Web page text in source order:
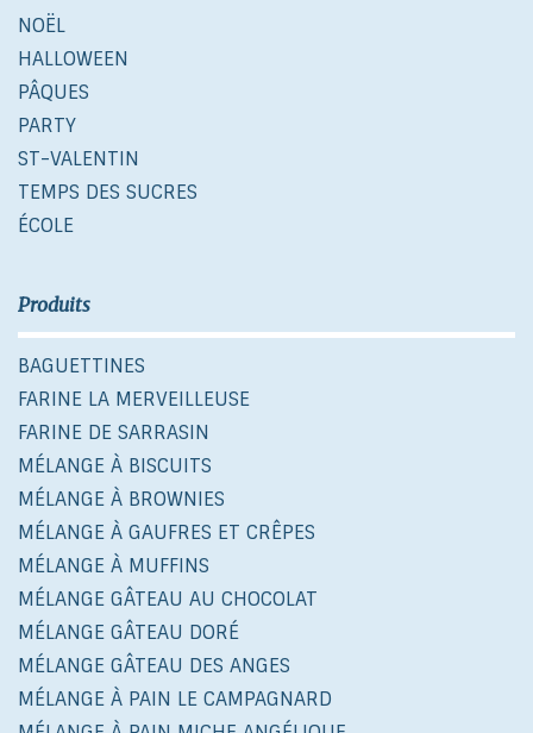
NOËL
HALLOWEEN
PÂQUES
PARTY
ST-VALENTIN
TEMPS DES SUCRES
ÉCOLE
Produits
BAGUETTINES
FARINE LA MERVEILLEUSE
FARINE DE SARRASIN
MÉLANGE À BISCUITS
MÉLANGE À BROWNIES
MÉLANGE À GAUFRES ET CRÊPES
MÉLANGE À MUFFINS
MÉLANGE GÂTEAU AU CHOCOLAT
MÉLANGE GÂTEAU DORÉ
MÉLANGE GÂTEAU DES ANGES
MÉLANGE À PAIN LE CAMPAGNARD